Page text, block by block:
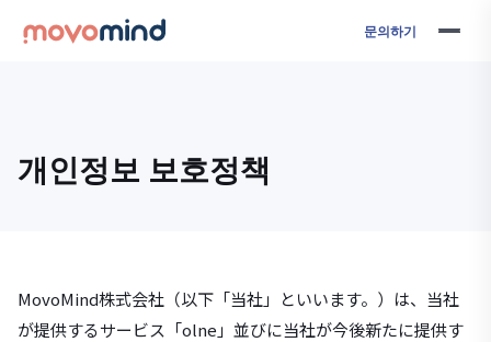
문의하기
개인정보 보호정책
MovoMind株式会社（以下「当社」といいます。）は、当社
が提供するサービス「olne」並びに当社が今後新たに提供す